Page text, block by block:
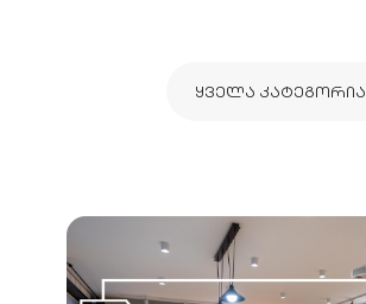
ᲧᲕᲔᲚᲐ ᲙᲐᲢᲔᲒᲝᲠᲘᲐ